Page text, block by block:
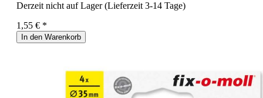
Derzeit nicht auf Lager (Lieferzeit 3-14 Tage)
1,55 € *
In den Warenkorb